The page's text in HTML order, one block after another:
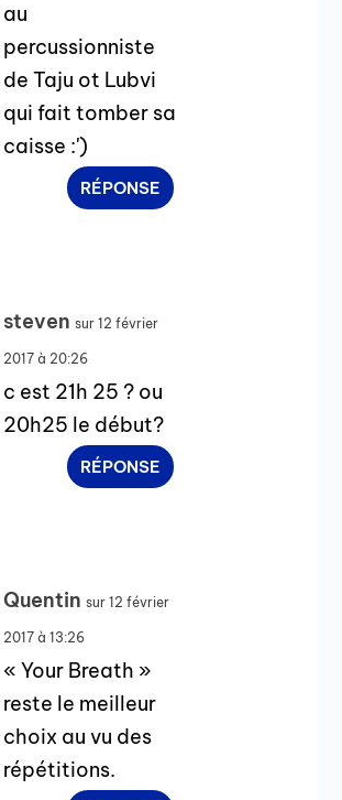
au
percussionniste
de Taju ot Lubvi
qui fait tomber sa
caisse :')
RÉPONSE
steven sur 12 février
2017 à 20:26
c est 21h 25 ? ou
20h25 le début?
RÉPONSE
Quentin sur 12 février
2017 à 13:26
« Your Breath »
reste le meilleur
choix au vu des
répétitions.